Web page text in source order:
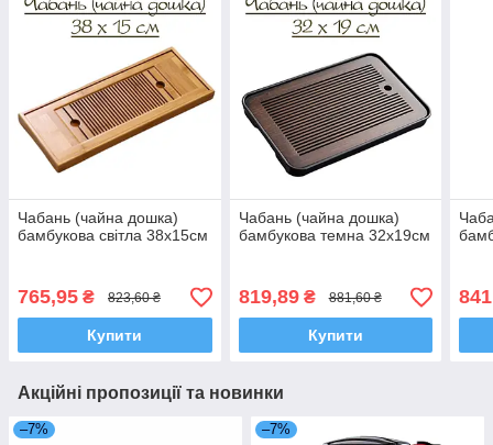
Чабань (чайна дошка)
бамбукова світла 38х15см
765,95 ₴ 823,60 ₴
Купити
Чабань (чайна дошка)
бамбукова темна 32х19см
819,89₴ 881,60 ₴
Купити
Акційні пропозиції та новинки
–7% –7%